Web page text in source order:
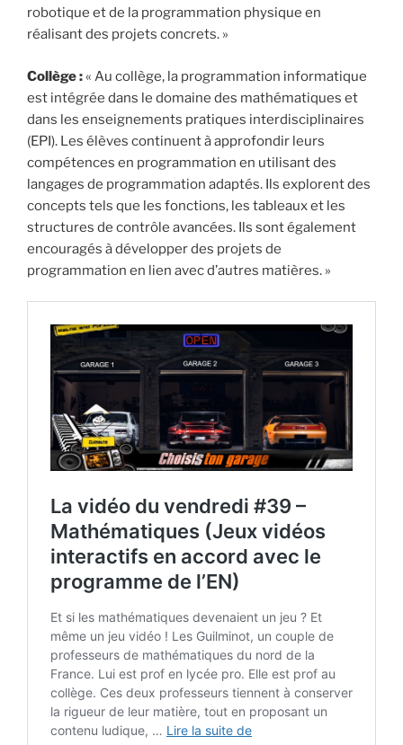
robotique et de la programmation physique en
réalisant des projets concrets. »
Collège :« Au collège, la programmation informatique
est intégrée dans le domaine des mathématiques et
dans les enseignements pratiques interdisciplinaires
(EPI). Les élèves continuent à approfondir leurs
compétences en programmation en utilisant des
langages de programmation adaptés. Ils explorent des
concepts tels que les fonctions, les tableaux et les
structures de contrôle avancées. Ils sont également
encouragés à développer des projets de
programmation en lien avec d’autres matières. »